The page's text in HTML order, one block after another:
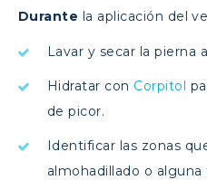
Durante la aplicación del
Lavar y secar la pierna
Hidratar con Corpitol
de picor.
Identificar las zonas
almohadillado o alguna